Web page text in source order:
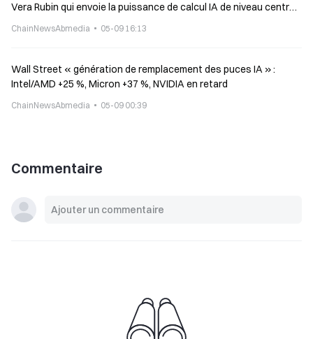
Vera Rubin qui envoie la puissance de calcul IA de niveau centre
ChainNewsAbmedia 05-09 16:13
Wall Street « génération de remplacement des puces IA » :
Intel/AMD +25 %, Micron +37 %, NVIDIA en retard
ChainNewsAbmedia 05-09 00:39
Commentaire